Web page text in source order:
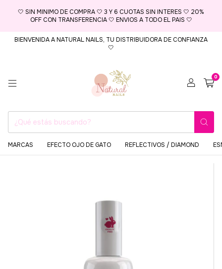
🤍 SIN MINIMO DE COMPRA 🤍 3 Y 6 CUOTAS SIN INTERES 🤍 20%
OFF CON TRANSFERENCIA 🤍 ENVIOS A TODO EL PAIS 🤍
BIENVENIDA A NATURAL NAILS, TU DISTRIBUIDORA DE CONFIANZA
🤍
0
MARCAS EFECTO OJO DE GATO REFLECTIVOS / DIAMOND